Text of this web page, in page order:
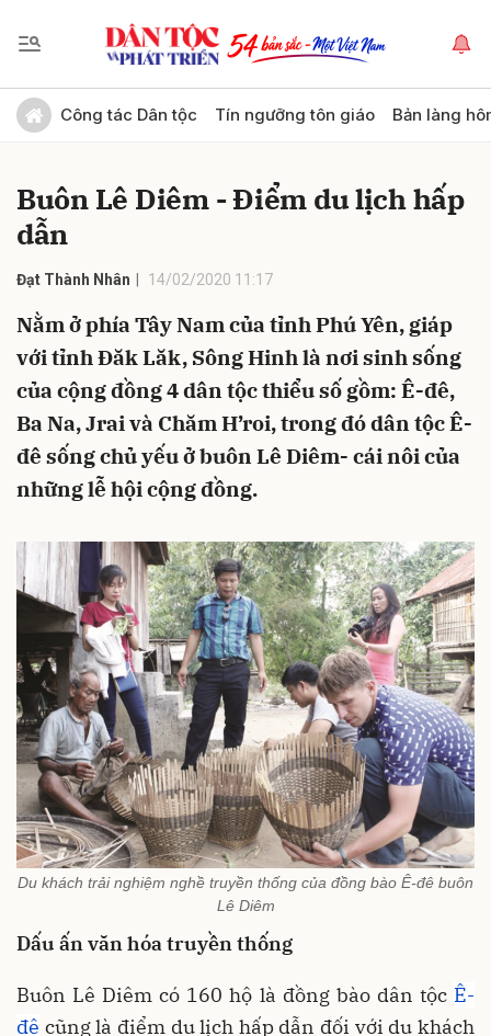
Công tác Dân tộc Tín ngưỡng tôn giáo Bản làng
Buôn Lê Diêm - Điểm du lịch hấp
dẫn
Đạt Thành Nhân 14/02/2020 11:17
Nằm ở phía Tây Nam của tỉnh Phú Yên, giáp
với tỉnh Đăk Lăk, Sông Hinh là nơi sinh sống
của cộng đồng 4 dân tộc thiểu số gồm: Ê-đê,
Ba Na, Jrai và Chăm H’roi, trong đó dân tộc Ê-
đê sống chủ yếu ở buôn Lê Diêm- cái nôi của
những lễ hội cộng đồng.
Du khách trải nghiệm nghề truyền thống của đồng bào Ê-đê buôn
Lê Diêm
Dấu ấn văn hóa truyền thống
Buôn Lê Diêm có 160 hộ là đồng bào dân tộc Ê-
đê cũng là điểm du lịch hấp dẫn đối với du khách
Gửi bình luận
Hủy Gửi